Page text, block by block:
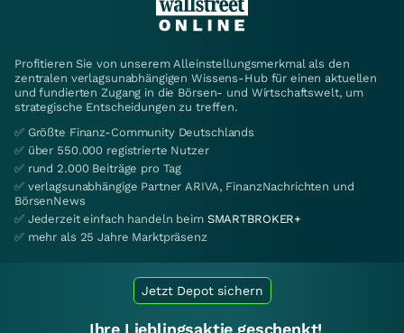
Profitieren Sie von unserem Alleinstellungsmerkmal als den
zentralen verlagsunabhängigen Wissens-Hub für einen aktuellen
und fundierten Zugang in die Börsen- und Wirtschaftswelt, um
strategische Entscheidungen zu treffen.
✅ Größte Finanz-Community Deutschlands
✅ über 550.000 registrierte Nutzer
✅ rund 2.000 Beiträge pro Tag
✅ verlagsunabhängige Partner ARIVA, FinanzNachrichten und
BörsenNews
✅ Jederzeit einfach handeln beim SMARTBROKER+
✅ mehr als 25 Jahre Marktpräsenz
Jetzt Depot sichern